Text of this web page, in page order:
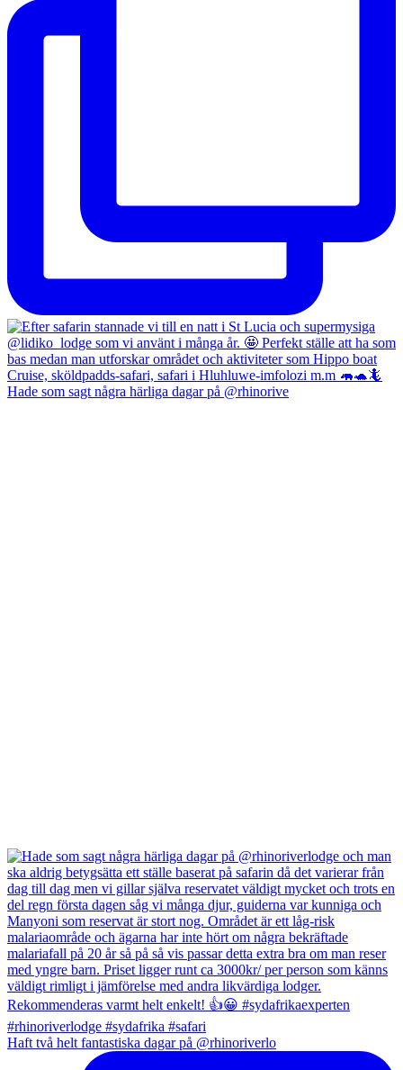
Hade som sagt några härliga dagar på @rhinorive
Haft två helt fantastiska dagar på @rhinoriverlo